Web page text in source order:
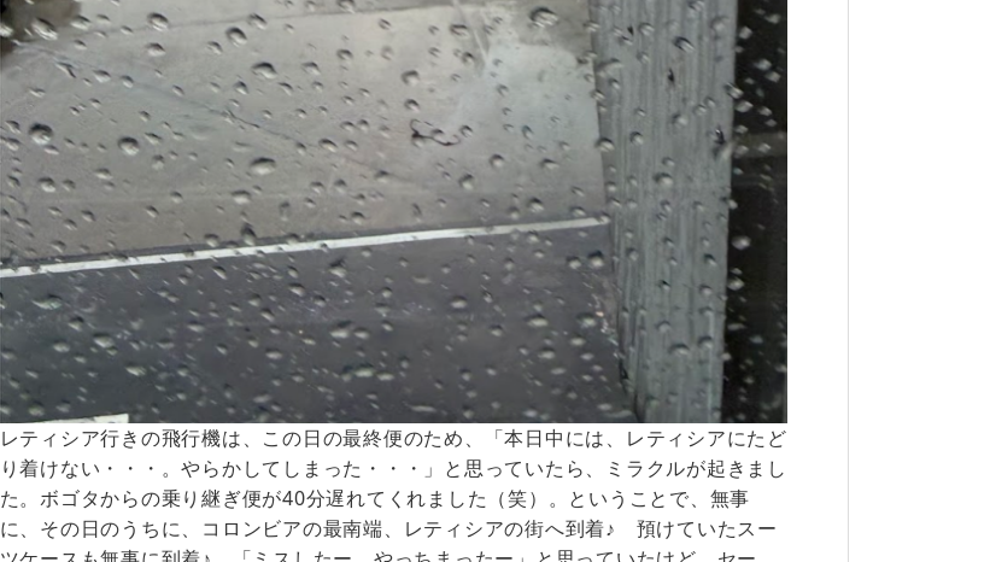
レティシア行きの飛行機は、この日の最終便のため、「本日中には、レティシアにたど
り着けない・・・。やらかしてしまった・・・」と思っていたら、ミラクルが起きまし
た。ボゴタからの乗り継ぎ便が40分遅れてくれました（笑）。ということで、無事
に、その日のうちに、コロンビアの最南端、レティシアの街へ到着♪ 預けていたスー